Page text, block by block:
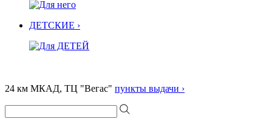
ДЕТСКИЕ ›
24 км МКАД, ТЦ "Вегас" пункты выдачи ›